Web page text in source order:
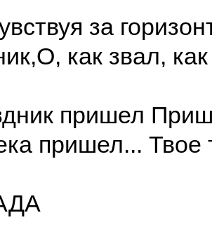
за
как звал,
пришел
пришел... Твое